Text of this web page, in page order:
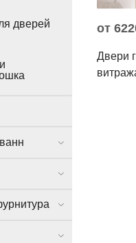
от
Двери
дверей